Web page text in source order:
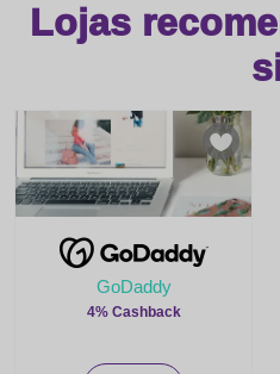
Lojas
GoDaddy
4% Cashback